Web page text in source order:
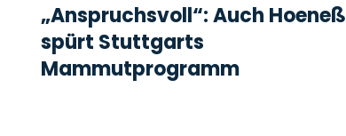
„Anspruchsvoll“: Auch Hoeneß
spürt Stuttgarts
Mammutprogramm